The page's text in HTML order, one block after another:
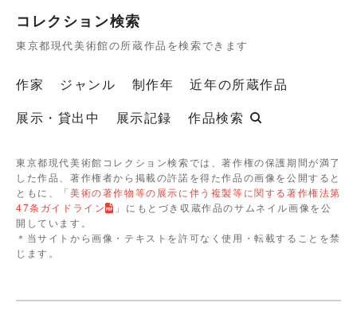
コレクション検索
東京都現代美術館の所蔵作品を検索できます
作家 ジャンル 制作年
近年の所蔵作品
展示・貸出中
展示記録 作品検索
東京都現代美術館コレクション検索では、著作権の保護期間が満了
した作品、著作権者から掲載の許諾を得た作品の画像を公開すると
ともに、「美術の著作物等の展示に伴う複製等に関する著作権法第
47条ガイドライン
」にもとづき収蔵作品のサムネイル画像を公
開しています。
＊当サイトから画像・テキストを許可なく使用・転載することを禁
じます。